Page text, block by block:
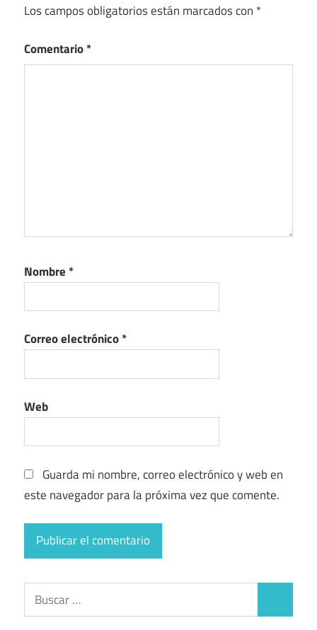
Los campos obligatorios están marcados con *
Comentario*
Nombre *
Correo electrónico*
Web
Guarda mi nombre, correo electrónico y web en
este navegador para la próxima vez que comente.
Buscar: